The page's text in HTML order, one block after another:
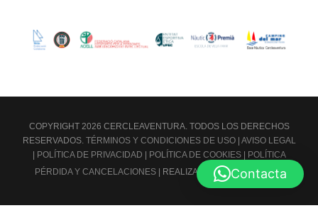
COPYRIGHT 2026 CERCLEAVENTURA. TODOS LOS DERECHOS
RESERVADOS. TÉRMINOS Y CONDICIONES DE USO | AVISO LEGAL
| POLÍTICA DE PRIVACIDAD | POLÍTICA DE COOKIES| POLÍTICA
PÉRDIDA Y CANCELACIONES | REALIZADA PORContacta